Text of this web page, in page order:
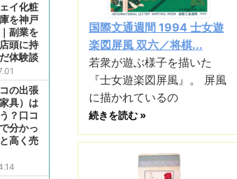
国際文通週間 1994 士女遊
楽図屏風 双六／将棋...
若衆が遊ぶ様子を描いた
『士女遊楽図屏風』。 屏風
に描かれているの
続きを読む »
イ化粧
を神戸
副業を
頭に持
体験談
の出張
具）は
？口コ
分かっ
高く売